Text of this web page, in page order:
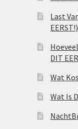
Last
EERST!)
DIT
Wat
Wat Is